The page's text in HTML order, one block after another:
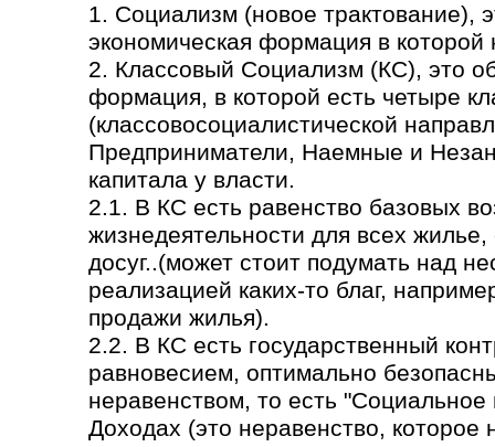
1. Социализм (новое трактование),
экономическая формация в которой
2. Классовый Социализм (КС), это
формация, в которой есть четыре
(классовосоциалистической
Предприниматели, Наемные и
капитала у власти.
2.1. В КС есть равенство базовых
жизнедеятельности для всех
досуг..(может стоит подумать над
реализацией каких-то благ,
продажи жилья).
2.2. В КС есть государственный
равновесием, оптимально
неравенством, то есть
Доходах (это неравенство,